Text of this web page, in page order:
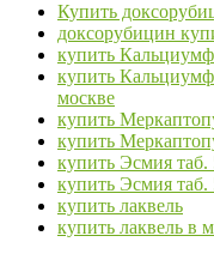
Купить
доксорубицин
купить
купить
москве
купить
купить
купить Эсмия
купить Эсмия
купить лаквель
купить лаквель в